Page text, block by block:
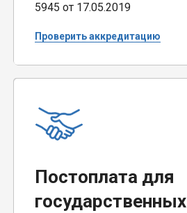
5945 от 17.05.2019
Проверить аккредитацию
Постоплата для
государственных